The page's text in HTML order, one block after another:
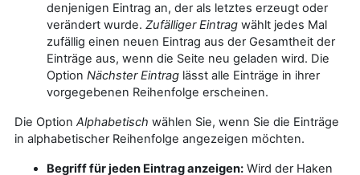
denjenigen Eintrag an, der als letztes erzeugt oder
verändert wurde. Zufälliger Eintrag wählt jedes Mal
zufällig einen neuen Eintrag aus der Gesamtheit der
Einträge aus, wenn die Seite neu geladen wird. Die
Option Nächster Eintrag lässt alle Einträge in ihrer
vorgegebenen Reihenfolge erscheinen.
Die Option Alphabetisch wählen Sie, wenn Sie die Einträge
in alphabetischer Reihenfolge angezeigen möchten.
Begriff für jeden Eintrag anzeigen: Wird der Haken